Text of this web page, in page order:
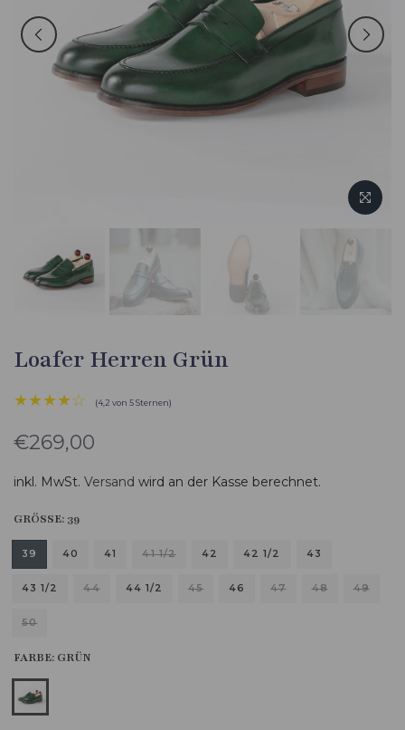
Loafer Herren Grün
★★★★☆ (4,2 von 5 Sternen)
€269,00
inkl. MwSt. Versand wird an der Kasse berechnet.
GRÖSSE: 39
39 40 41 41 1/2 42 42 1/2 43
43 1/2 44 44 1/2 45 46 47 48 49
50
FARBE: GRÜN